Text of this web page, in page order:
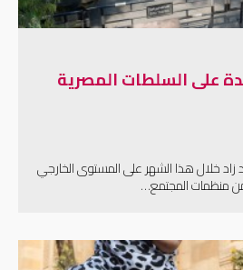
على السلطات المصرية
خلال هذا الشهر على المستوى الخارجي
منظمات المجتمع…